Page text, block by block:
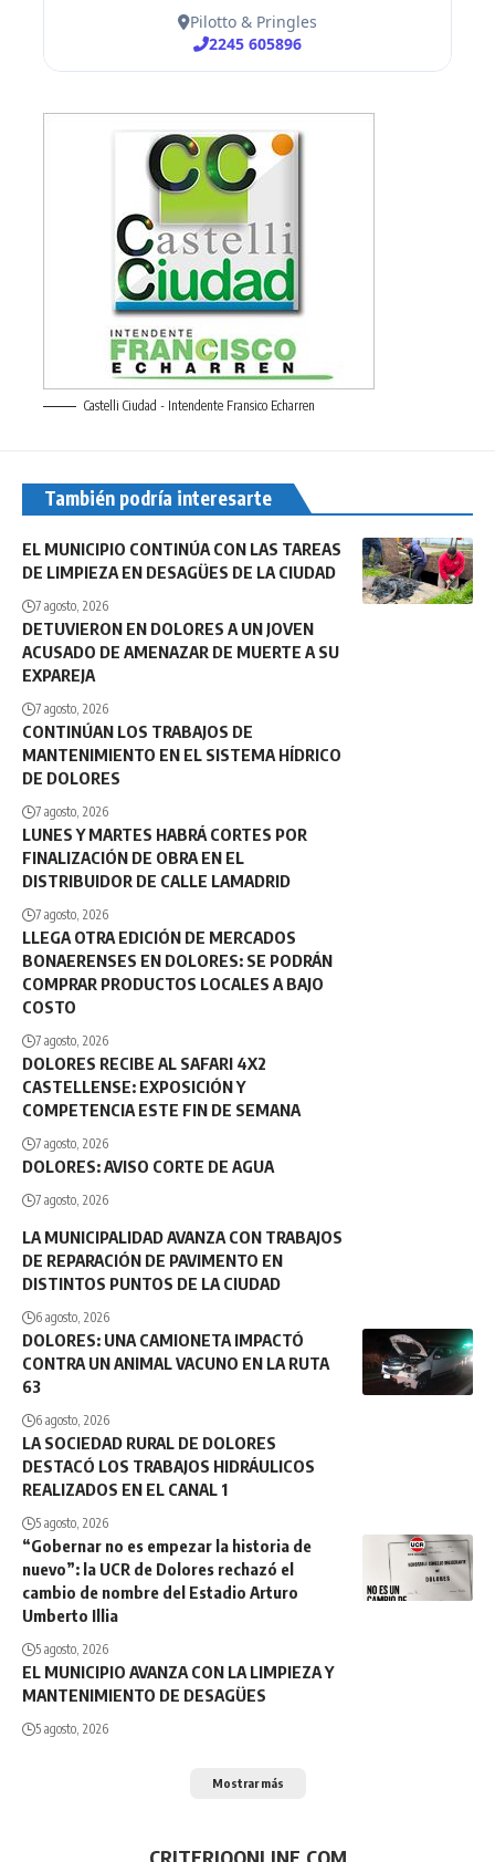
Castelli Ciudad - Intendente Fransico Echarren
También podría interesarte
EL MUNICIPIO CONTINÚA CON LAS TAREAS
DE LIMPIEZA EN DESAGÜES DE LA CIUDAD
7 agosto, 2026
DETUVIERON EN DOLORES A UN JOVEN
ACUSADO DE AMENAZAR DE MUERTE A SU
EXPAREJA
7 agosto, 2026
CONTINÚAN LOS TRABAJOS DE
MANTENIMIENTO EN EL SISTEMA HÍDRICO
DE DOLORES
7 agosto, 2026
LUNES Y MARTES HABRÁ CORTES POR
FINALIZACIÓN DE OBRA EN EL
DISTRIBUIDOR DE CALLE LAMADRID
7 agosto, 2026
LLEGA OTRA EDICIÓN DE MERCADOS
BONAERENSES EN DOLORES: SE PODRÁN
COMPRAR PRODUCTOS LOCALES A BAJO
COSTO
7 agosto, 2026
DOLORES RECIBE AL SAFARI 4X2
CASTELLENSE: EXPOSICIÓN Y
COMPETENCIA ESTE FIN DE SEMANA
7 agosto, 2026
DOLORES: AVISO CORTE DE AGUA
7 agosto, 2026
LA MUNICIPALIDAD AVANZA CON TRABAJOS
DE REPARACIÓN DE PAVIMENTO EN
DISTINTOS PUNTOS DE LA CIUDAD
6 agosto, 2026
DOLORES: UNA CAMIONETA IMPACTÓ
CONTRA UN ANIMAL VACUNO EN LA RUTA
63
6 agosto, 2026
LA SOCIEDAD RURAL DE DOLORES
DESTACÓ LOS TRABAJOS HIDRÁULICOS
REALIZADOS EN EL CANAL 1
5 agosto, 2026
“Gobernar no es empezar la historia de
nuevo”: la UCR de Dolores rechazó el
cambio de nombre del Estadio Arturo
Umberto Illia
5 agosto, 2026
EL MUNICIPIO AVANZA CON LA LIMPIEZA Y
MANTENIMIENTO DE DESAGÜES
5 agosto, 2026
Mostrar más